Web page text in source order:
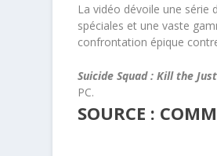
La vidéo dévoile une série
spéciales et une vaste
confrontation épique
Suicide Squad : Kill the
PC.
SOURCE :